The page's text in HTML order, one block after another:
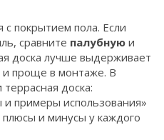
покрытием пола. Если
сравните палубную и
доска лучше выдерживает
и проще в монтаже. В
доска:
примеры использования»
и минусы у каждого